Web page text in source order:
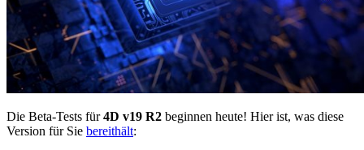
Die Beta-Tests für4D v19 R2 beginnen heute! Hier ist, was diese
Version für Sie bereithält: